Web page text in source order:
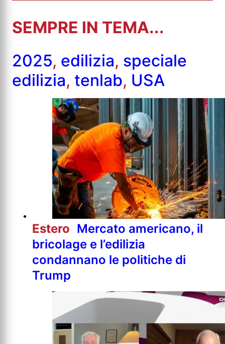
SEMPRE IN TEMA...
2025, edilizia, speciale
edilizia, tenlab, USA
Estero Mercato americano, il
bricolage e l’edilizia
condannano le politiche di
Trump